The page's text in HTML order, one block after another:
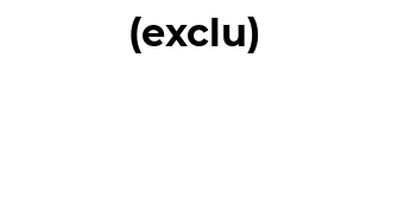
(exclu)